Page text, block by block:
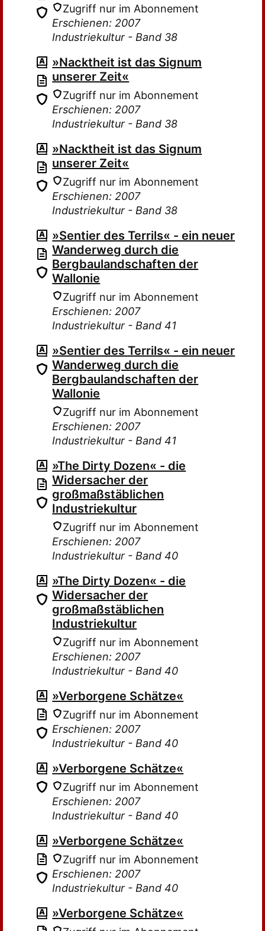
Zugriff nur im Abonnement
Erschienen: 2007
Industriekultur - Band 38
»Nacktheit ist das Signum
unserer Zeit«
Zugriff nur im Abonnement
Erschienen: 2007
Industriekultur - Band 38
»Nacktheit ist das Signum
unserer Zeit«
Zugriff nur im Abonnement
Erschienen: 2007
Industriekultur - Band 38
»Sentier des Terrils« - ein neuer
Wanderweg durch die
Bergbaulandschaften der
Wallonie
Zugriff nur im Abonnement
Erschienen: 2007
Industriekultur - Band 41
»Sentier des Terrils« - ein neuer
Wanderweg durch die
Bergbaulandschaften der
Wallonie
Zugriff nur im Abonnement
Erschienen: 2007
Industriekultur - Band 41
»The Dirty Dozen« - die
Widersacher der
großmaßstäblichen
Industriekultur
Zugriff nur im Abonnement
Erschienen: 2007
Industriekultur - Band 40
»The Dirty Dozen« - die
Widersacher der
großmaßstäblichen
Industriekultur
Zugriff nur im Abonnement
Erschienen: 2007
Industriekultur - Band 40
»Verborgene Schätze«
Zugriff nur im Abonnement
Erschienen: 2007
Industriekultur - Band 40
»Verborgene Schätze«
Zugriff nur im Abonnement
Erschienen: 2007
Industriekultur - Band 40
»Verborgene Schätze«
Zugriff nur im Abonnement
Erschienen: 2007
Industriekultur - Band 40
»Verborgene Schätze«